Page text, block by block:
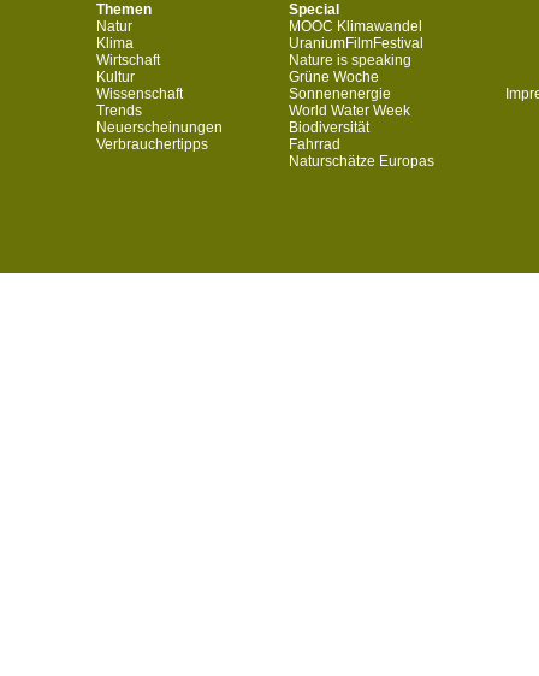
Themen
Natur
Klima
Wirtschaft
Kultur
Wissenschaft
Trends
Neuerscheinungen
Verbrauchertipps
Special
MOOC Klimawandel
UraniumFilmFestival
Nature is speaking
Grüne Woche
Sonnenenergie
World Water Week
Biodiversität
Fahrrad
Naturschätze Europas